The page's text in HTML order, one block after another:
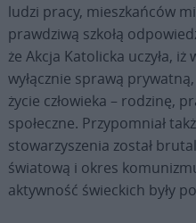
ludzi pracy, mieszkańców
prawdziwą szkołą
że Akcja Katolicka uczyła,
wyłącznie sprawą
życie człowieka – rodzinę,
społeczne. Przypomniał
stowarzyszenia został
światową i okres
aktywność świeckich były